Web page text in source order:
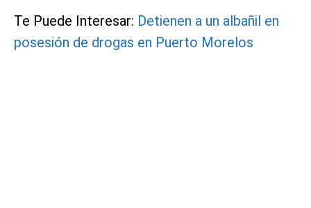
Te Puede Interesar: Detienen a un albañil en
posesión de drogas en Puerto Morelos